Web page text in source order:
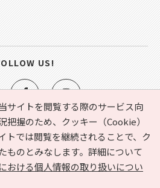
サイトを閲覧する際のサービス向
把握のため、クッキー（Cookie）
トでは閲覧を継続されることで、ク
ものとみなします。詳細について
おける個人情報の取り扱いについ
は？ お気に入り
ヘルプ
取り扱いについて
運営会社
告掲載に関するお問い合わせ
US!